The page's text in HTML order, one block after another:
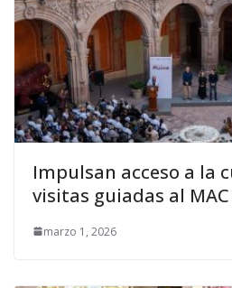
Impulsan acceso a la
visitas guiadas al
marzo 1, 2026